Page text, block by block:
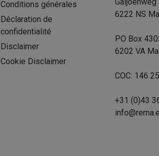
Conditions générales
Déclaration de
confidentialité
Disclaimer
Cookie Disclaimer
6222 NS
PO Box
6202 VA
COC: 146
+31 (0)43